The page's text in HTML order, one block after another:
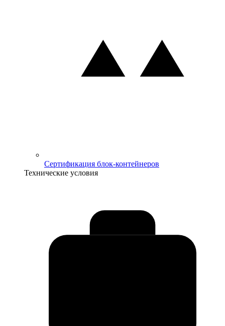
Сертификация блок-контейнеров
Технические условия